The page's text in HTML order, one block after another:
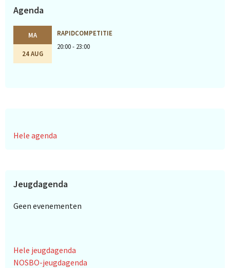
Agenda
MA
24 AUG
RAPIDCOMPETITIE
20:00 - 23:00
Hele agenda
Jeugdagenda
Geen evenementen
Hele jeugdagenda
NOSBO-jeugdagenda